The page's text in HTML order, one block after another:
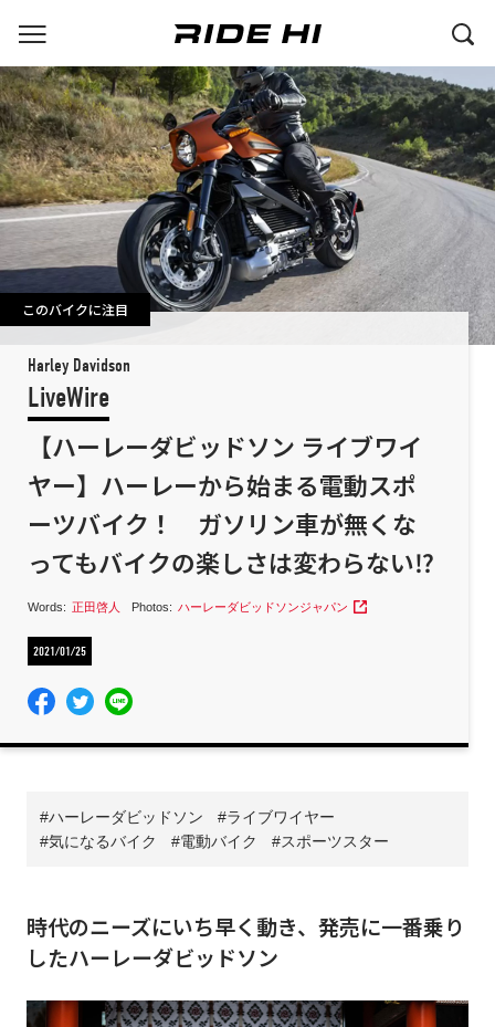
このバイクに注目
Harley Davidson
LiveWire
【ハーレーダビッドソン ライブワイ
ヤー】ハーレーから始まる電動スポ
ーツバイク！ ガソリン車が無くな
ってもバイクの楽しさは変わらない⁉︎
Words: 正田啓人 Photos: ハーレーダビッドソンジャパン
2021/01/25
ハーレーダビッドソン
ライブワイヤー
気になるバイク
電動バイク スポーツスター
時代のニーズにいち早く動き、発売に一番乗り
したハーレーダビッドソン